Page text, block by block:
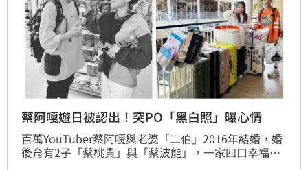
蔡阿嘎遊日被認出！突PO「黑白照」曝心情
百萬YouTuber蔡阿嘎與老婆「二伯」2016年結婚，婚
後育有2子「蔡桃貴」與「蔡波能」，一家四口幸福美